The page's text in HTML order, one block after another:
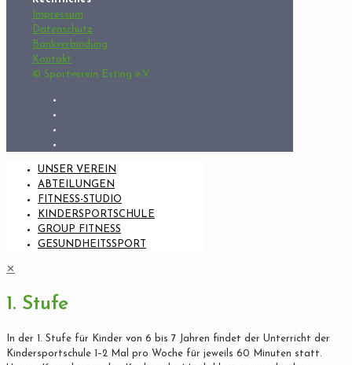
Impressum
Datenschutz
Bankverbindung
Kontakt
© Sportverein Esting e.V.
UNSER VEREIN
ABTEILUNGEN
FITNESS-STUDIO
KINDERSPORTSCHULE
GROUP FITNESS
GESUNDHEITSSPORT
✕
1. Stufe
In der 1. Stufe für Kinder von 6 bis 7 Jahren findet der Unterricht der
Kindersportschule 1–2 Mal pro Woche für jeweils 60 Minuten statt.